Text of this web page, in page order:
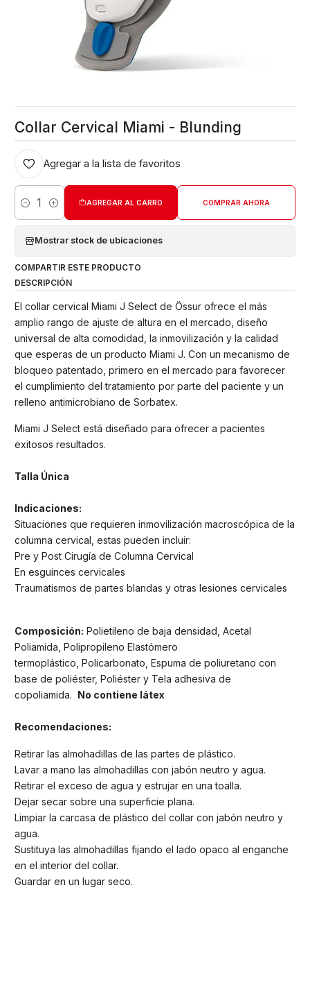
Collar Cervical Miami - Blunding
Agregar a la lista de favoritos
Cantidad
AGREGAR AL CARRO COMPRAR AHORA
Mostrar stock de ubicaciones
COMPARTIR ESTE PRODUCTO
DESCRIPCIÓN
El collar cervical Miami J Select de Össur ofrece el más
amplio rango de ajuste de altura en el mercado, diseño
universal de alta comodidad, la inmovilización y la calidad
que esperas de un producto Miami J. Con un mecanismo de
bloqueo patentado, primero en el mercado para favorecer
el cumplimiento del tratamiento por parte del paciente y un
relleno antimicrobiano de Sorbatex.
Miami J Select está diseñado para ofrecer a pacientes
exitosos resultados.
Talla Única
Indicaciones:
Situaciones que requieren inmovilización macroscópica de la
columna cervical, estas pueden incluir:
Pre y Post Cirugía de Columna Cervical
En esguinces cervicales
Traumatismos de partes blandas y otras lesiones cervicales
Composición: Polietileno de baja densidad, Acetal
Poliamida, Polipropileno Elastómero
termoplástico, Policarbonato, Espuma de poliuretano con
base de poliéster, Poliéster y Tela adhesiva de
copoliamida. No contiene látex
Recomendaciones:
Retirar las almohadillas de las partes de plástico.
Lavar a mano las almohadillas con jabón neutro y agua.
Retirar el exceso de agua y estrujar en una toalla.
Dejar secar sobre una superficie plana.
Limpiar la carcasa de plástico del collar con jabón neutro y
agua.
Sustituya las almohadillas fijando el lado opaco al enganche
en el interior del collar.
Guardar en un lugar seco.